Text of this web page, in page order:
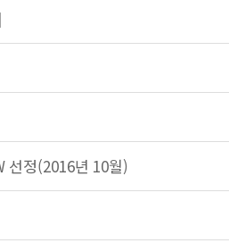
선정(2016년 10월)